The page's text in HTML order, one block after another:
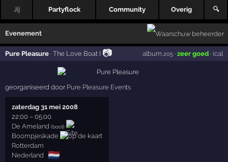
Jij Partyflock Community Overig 🔍
Evenement
Pure Pleasure ·The Love Boat I 📷 album ,205· zeer goed· ical
georganiseerd door Pure Pleasure Events
zaterdag 31 mei 2008
22:00 –05:00
De Ameland (boot)
Boompjeskade
Rotterdam
Nederland
🇳🇱